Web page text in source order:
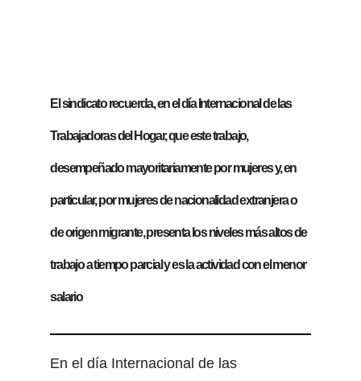
El sindicato recuerda, en el día Internacional de las
Trabajadoras del Hogar, que este trabajo,
desempeñado mayoritariamente por mujeres y, en
particular, por mujeres de nacionalidad extranjera o
de origen migrante, presenta los niveles más altos de
trabajo a tiempo parcial y es la actividad con el menor
salario
En el día Internacional de las